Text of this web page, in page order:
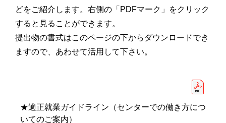
どをご紹介します。右側の「PDFマーク」をクリック
すると見ることができます。
提出物の書式はこのページの下からダウンロードでき
ますので、あわせて活用して下さい。
★適正就業ガイドライン（センターでの働き方につ
いてのご案内）